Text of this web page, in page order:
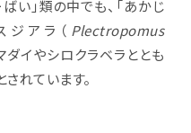
い」類の中でも、「あかじ
アラ（ Plectropomus
ダイやシロクラベラととも
れています。